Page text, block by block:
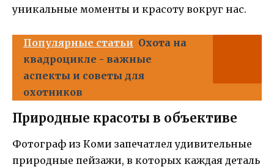
уникальные моменты и красоту вокруг нас.
Популярные статьи Охота на
квадроцикле - важные
аспекты и советы для
охотников
Природные красоты в объективе
Фотограф из Коми запечатлел удивительные
природные пейзажи, в которых каждая деталь